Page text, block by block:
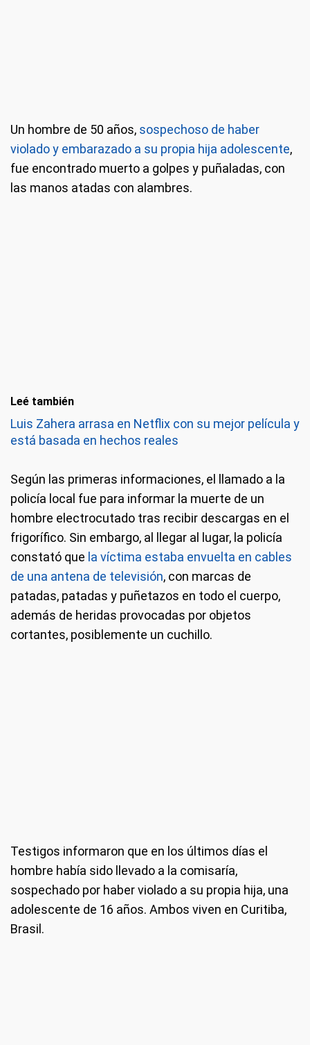
Un hombre de 50 años, sospechoso de haber
violado y embarazado a su propia hija adolescente,
fue encontrado muerto a golpes y puñaladas, con
las manos atadas con alambres.
Leé también
Luis Zahera arrasa en Netflix con su mejor película y
está basada en hechos reales
Según las primeras informaciones, el llamado a la
policía local fue para informar la muerte de un
hombre electrocutado tras recibir descargas en el
frigorífico. Sin embargo, al llegar al lugar, la policía
constató que la víctima estaba envuelta en cables
de una antena de televisión, con marcas de
patadas, patadas y puñetazos en todo el cuerpo,
además de heridas provocadas por objetos
cortantes, posiblemente un cuchillo.
Testigos informaron que en los últimos días el
hombre había sido llevado a la comisaría,
sospechado por haber violado a su propia hija, una
adolescente de 16 años. Ambos viven en Curitiba,
Brasil.